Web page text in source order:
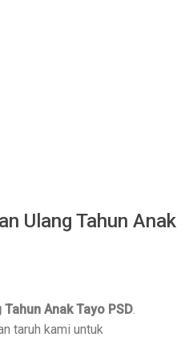
Ulang Tahun Anak
Anak Tayo PSD.
taruh kami untuk